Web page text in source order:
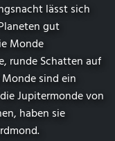
lässt sich
gut
Monde
runde Schatten auf
sind ein
Jupitermonde von
haben sie